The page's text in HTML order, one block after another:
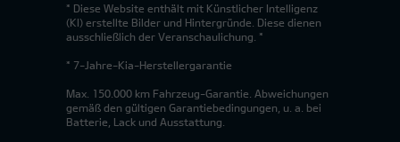
* Diese Website enthält mit Künstlicher Intelligenz
(KI) erstellte Bilder und Hintergründe. Diese dienen
ausschließlich der Veranschaulichung. *
* 7-Jahre-Kia-Herstellergarantie
Max. 150.000 km Fahrzeug-Garantie. Abweichungen
gemäß den gültigen Garantiebedingungen, u. a. bei
Batterie, Lack und Ausstattung.